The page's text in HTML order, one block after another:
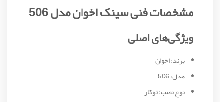
مشخصات فنی سینک اخوان مدل 506
ویژگی‌های اصلی
برند: اخوان
مدل: 506
نوع نصب: توکار